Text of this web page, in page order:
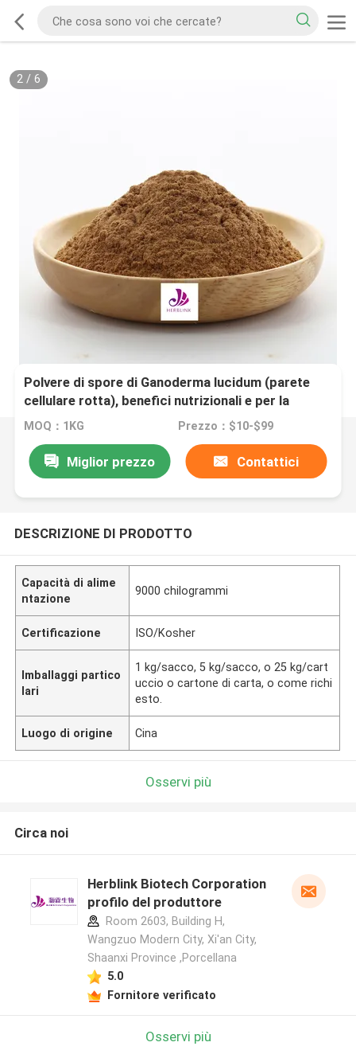
2/ 6
Polvere di spore di Ganoderma lucidum (parete
cellulare rotta), benefici nutrizionali e per la
salute, polisaccaridi di Ganoderma lucidum,
MOQ：1KG Prezzo：$10-$99
Miglior prezzo Contattici
DESCRIZIONE DI PRODOTTO
Capacità di alime
ntazione
9000 chilogrammi
Certificazione ISO/Kosher
Imballaggi partico
lari
1 kg/sacco, 5 kg/sacco, o 25 kg/cart
uccio o cartone di carta, o come richi
esto.
Luogo di origine Cina
Osservi più
Circa noi
Herblink Biotech Corporation
profilo del produttore
Room 2603, Building H,
Wangzuo Modern City, Xi'an City,
Shaanxi Province ,Porcellana
5.0
Fornitore verificato
Osservi più